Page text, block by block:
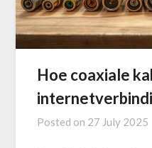
Hoe coaxiale
Posted on 27 July 2025